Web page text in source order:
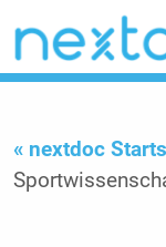
« nextdoc